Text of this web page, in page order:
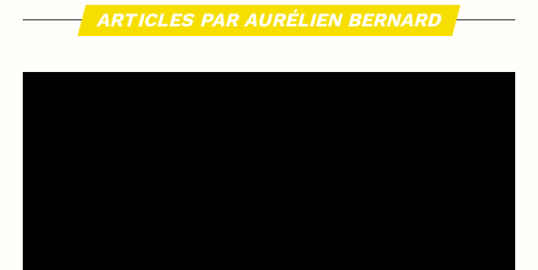
ARTICLES PAR AURÉLIEN BERNARD